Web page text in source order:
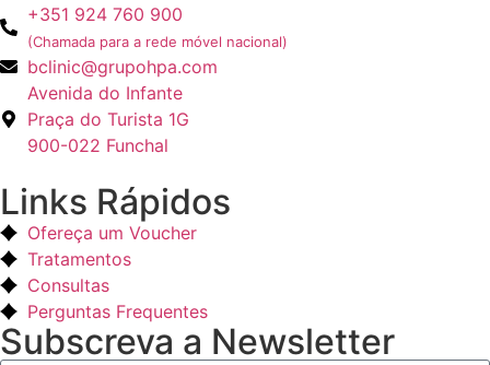
+351 924 760 900
(Chamada para a rede móvel nacional)
bclinic@grupohpa.com
Avenida do Infante
Praça do Turista 1G
900-022 Funchal
Links Rápidos
Ofereça um Voucher
Tratamentos
Consultas
Perguntas Frequentes
Subscreva a Newsletter